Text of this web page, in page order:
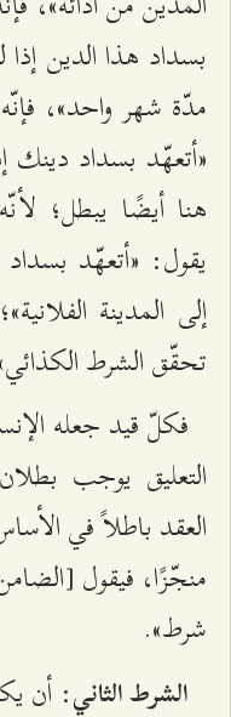
بسداد هذا الدين
مدّة شهر واحد»،
«أتعهّد بسداد دينك
هنا أيضًا يبطل؛
يقول: «أتعهّد
إلى المدينة
تحقّق الشرط
فكلّ قيد جعله
التعليق يوجب
العقد باطلاً في
منجّزًا، فيقول
شرط».
الشرط الثاني: أن